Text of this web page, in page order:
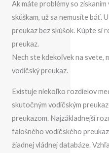
Ak ​​máte problémy so
skúškam, už sa nemusíte báť.
preukaz bez skúšok. Kúpte si
preukaz.
Nech ste kdekoľvek na svete,
vodičský preukaz.
Existuje niekoľko rozdielov
skutočným vodičským
preukazom. Najzákladnejší
falošného vodičského
žiadnej vládnej databáze.